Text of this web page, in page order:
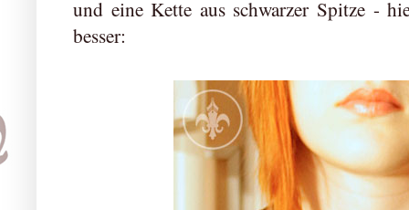
und eine Kette aus schwarzer Spitze -
besser: